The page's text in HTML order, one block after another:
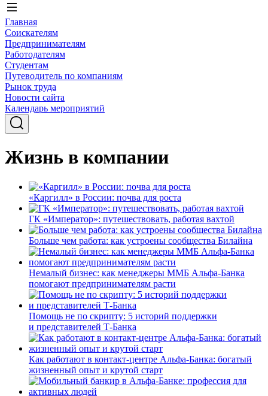
Главная
Соискателям
Предпринимателям
Работодателям
Студентам
Путеводитель по компаниям
Рынок труда
Новости сайта
Календарь мероприятий
Жизнь в компании
«Каргилл» в России: почва для роста
ГК «Император»: путешествовать, работая вахтой
Больше чем работа: как устроены сообщества Билайна
Немалый бизнес: как менеджеры ММБ Альфа-Банка
помогают предпринимателям расти
Помощь не по скрипту: 5 историй поддержки
и представителей Т-Банка
Как работают в контакт-центре Альфа-Банка: богатый
жизненный опыт и крутой старт